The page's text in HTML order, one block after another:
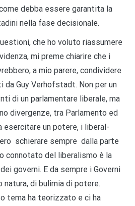
debba essere garantita la
nella fase decisionale.
che ho voluto riassumere
mi preme chiarire che i
a mio parere, condividere
Guy Verhofstadt. Non per un
di un parlamentare liberale, ma
divergenze, tra Parlamento ed
esercitare un potere, i liberal-
schierare sempre dalla parte
connotato del liberalismo è la
governi. E da sempre i Governi
di bulimia di potere.
tema ha teorizzato e ci ha